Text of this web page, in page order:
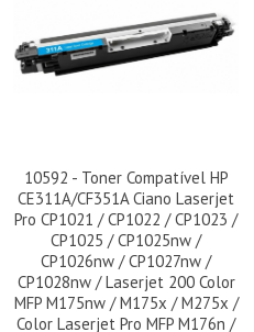
10592 - Toner Compatível HP
CE311A/CF351A Ciano Laserjet
Pro CP1021 / CP1022 / CP1023 /
CP1025 / CP1025nw /
CP1026nw / CP1027nw /
CP1028nw / Laserjet 200 Color
MFP M175nw / M175x / M275x /
Color Laserjet Pro MFP M176n /